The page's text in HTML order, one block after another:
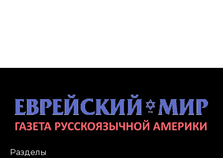
Разделы